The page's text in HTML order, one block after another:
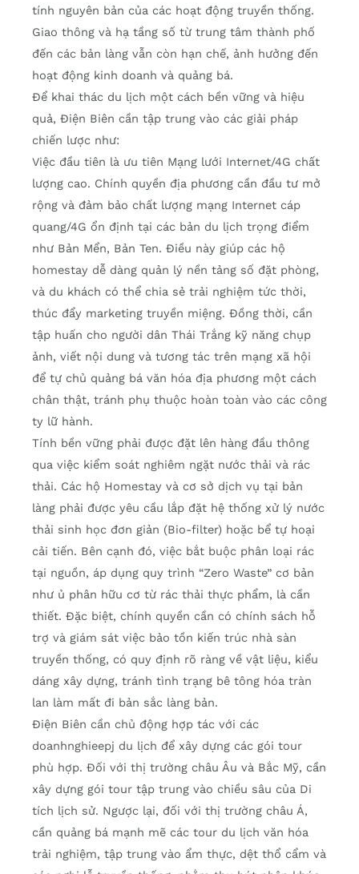
tính nguyên bản của các hoạt động truyền thống.
Giao thông và hạ tầng số từ trung tâm thành phố
đến các bản làng vẫn còn hạn chế, ảnh hưởng đến
hoạt động kinh doanh và quảng bá.
Để khai thác du lịch một cách bền vững và hiệu
quả, Điện Biên cần tập trung vào các giải pháp
chiến lược như:
Việc đầu tiên là ưu tiên Mạng lưới Internet/4G chất
lượng cao. Chính quyền địa phương cần đầu tư mở
rộng và đảm bảo chất lượng mạng Internet cáp
quang/4G ổn định tại các bản du lịch trọng điểm
như Bản Mển, Bản Ten. Điều này giúp các hộ
homestay dễ dàng quản lý nền tảng số đặt phòng,
và du khách có thể chia sẻ trải nghiệm tức thời,
thúc đẩy marketing truyền miệng. Đồng thời, cần
tập huấn cho người dân Thái Trắng kỹ năng chụp
ảnh, viết nội dung và tương tác trên mạng xã hội
để tự chủ quảng bá văn hóa địa phương một cách
chân thật, tránh phụ thuộc hoàn toàn vào các công
ty lữ hành.
Tính bền vững phải được đặt lên hàng đầu thông
qua việc kiểm soát nghiêm ngặt nước thải và rác
thải. Các hộ Homestay và cơ sở dịch vụ tại bản
làng phải được yêu cầu lắp đặt hệ thống xử lý nước
thải sinh học đơn giản (Bio-filter) hoặc bể tự hoại
cải tiến. Bên cạnh đó, việc bắt buộc phân loại rác
tại nguồn, áp dụng quy trình “Zero Waste” cơ bản
như ủ phân hữu cơ từ rác thải thực phẩm, là cần
thiết. Đặc biệt, chính quyền cần có chính sách hỗ
trợ và giám sát việc bảo tồn kiến trúc nhà sàn
truyền thống, có quy định rõ ràng về vật liệu, kiểu
dáng xây dựng, tránh tình trạng bê tông hóa tràn
lan làm mất đi bản sắc làng bản.
Điện Biên cần chủ động hợp tác với các
doanhnghieepj du lịch để xây dựng các gói tour
phù hợp. Đối với thị trường châu Âu và Bắc Mỹ, cần
xây dựng gói tour tập trung vào chiều sâu của Di
tích lịch sử. Ngược lại, đối với thị trường châu Á,
cần quảng bá mạnh mẽ các tour du lịch văn hóa
trải nghiệm, tập trung vào ẩm thực, dệt thổ cẩm và